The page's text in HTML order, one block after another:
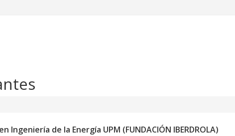
Ingeniería de la Energía UPM (FUNDACIÓN IBERDROLA)